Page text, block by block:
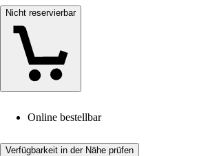
Nicht reservierbar
Online bestellbar
Verfügbarkeit in der Nähe prüfen